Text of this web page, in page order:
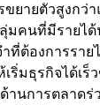
ขยายตัวสูงกว่
มคนที่มีรายไ
ที่ต้องการรา
ริ่มธุรกิจได้เ
านการตลาด